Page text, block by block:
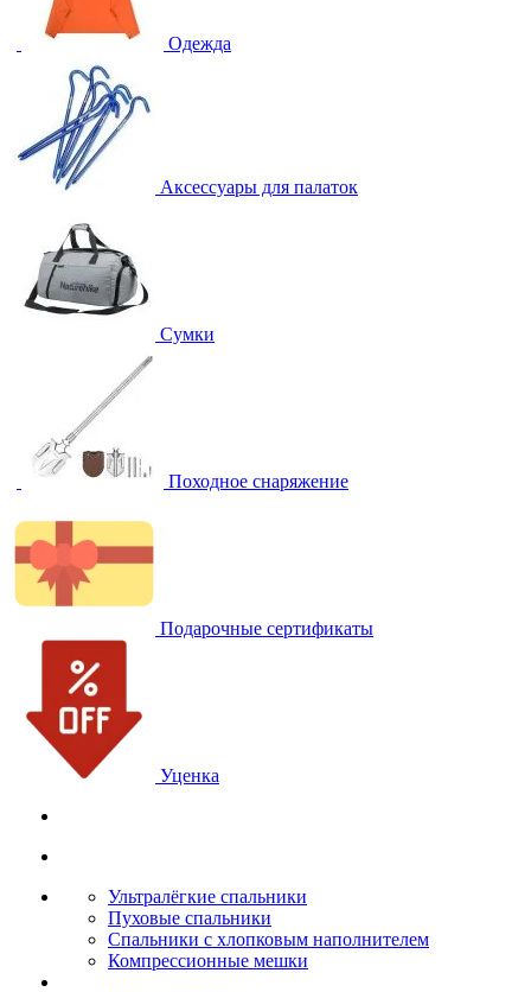
Одежда
Аксессуары для палаток
Сумки
Походное снаряжение
Подарочные сертификаты
Уценка
Ультралёгкие спальники
Пуховые спальники
Спальники с хлопковым наполнителем
Компрессионные мешки